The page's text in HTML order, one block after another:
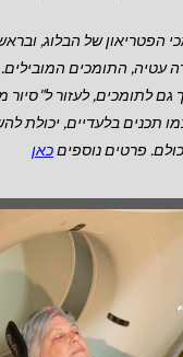
הפטריאון של הבלוג,
עטיה, התומכים
גם לתומכים, לעזור ל"סיור
תכנים בלעדיים, יכולת
פרטים נוספיםכאן